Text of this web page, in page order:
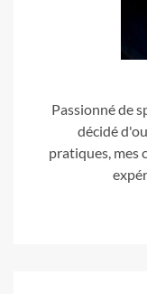
Passionné de
décidé
pratiques, mes